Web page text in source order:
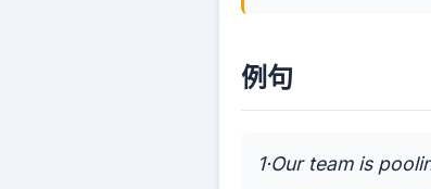
例句
1·Our team is